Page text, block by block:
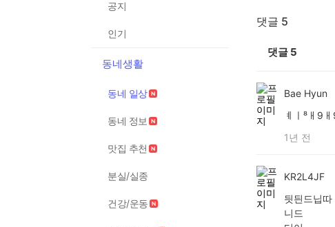
공지
인기
동네생활
동네 일상
동네 정보
맛집 추천
분실/실종
건강/운동
댓글 5
댓글 5
Bae Hyun
ㅖㅣ⁸ㅐ9
1년 전
KR2L4JF
딋듼드닙따
니드